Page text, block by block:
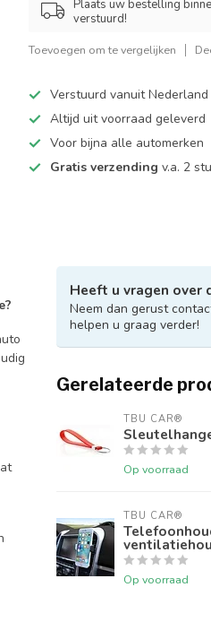
Plaats uw bestelling
verstuurd!
Toevoegen om te vergelijken
Verstuurd vanuit Nederland
Altijd uit voorraad geleverd
Voor bijna alle automerken
Gratis verzending v.a. 2
Heeft u vragen over
Neem dan gerust
helpen u graag verder!
Gerelateerde
TBU CAR®
Op voorraad
TBU CAR®
Op voorraad